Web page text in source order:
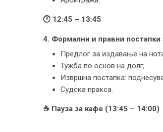
🕛 12:45 – 13:45
4. Формални и правни постапки
Предлог за издавање на
Тужба по основ на долг;
Извршна постапка:
Судска пракса.
☕ Пауза за кафе (13:45 – 14:00)